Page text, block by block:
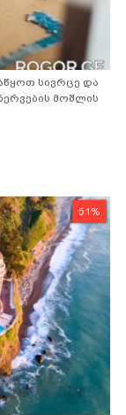
სივრცე და
მოშლის
51%